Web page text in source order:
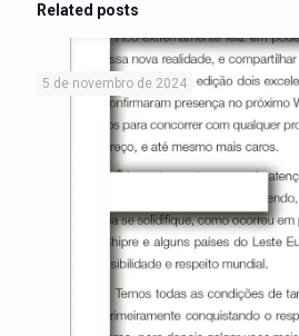
Related posts
5 de novembro de 2024